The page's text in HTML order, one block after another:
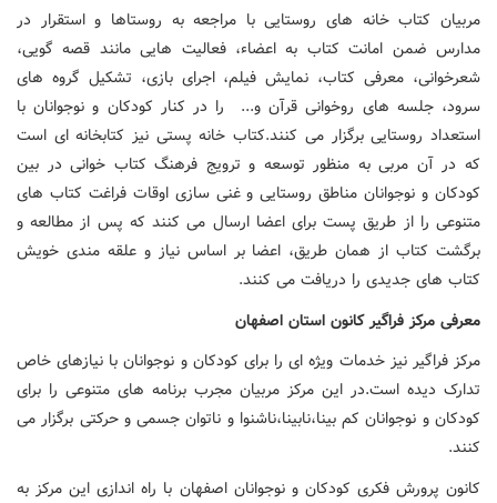
مربیان کتاب خانه های روستایی با مراجعه به روستاها و استقرار در
مدارس ضمن امانت کتاب به اعضاء، فعالیت هایی مانند قصه گویی،
شعرخوانی، معرفی کتاب، نمایش فیلم، اجرای بازی، تشکیل گروه های
سرود، جلسه های روخوانی قرآن و... را در کنار کودکان و نوجوانان با
استعداد روستایی برگزار می کنند.کتاب خانه پستی نیز کتابخانه ای است
که در آن مربی به منظور توسعه و ترویج فرهنگ کتاب خوانی در بین
کودکان و نوجوانان مناطق روستایی و غنی سازی اوقات فراغت کتاب های
متنوعی را از طریق پست برای اعضا ارسال می کنند که پس از مطالعه و
برگشت کتاب از همان طریق، اعضا بر اساس نیاز و علقه مندی خویش
کتاب های جدیدی را دریافت می کنند.
معرفی مرکز فراگیر کانون استان اصفهان
مرکز فراگیر نیز خدمات ویژه ای را برای کودکان و نوجوانان با نیازهای خاص
تدارک دیده است.در این مرکز مربیان مجرب برنامه های متنوعی را برای
کودکان و نوجوانان کم بینا،نابینا،ناشنوا و ناتوان جسمی و حرکتی برگزار می
کنند.
کانون پرورش فکری کودکان و نوجوانان اصفهان با راه اندازی این مرکز به